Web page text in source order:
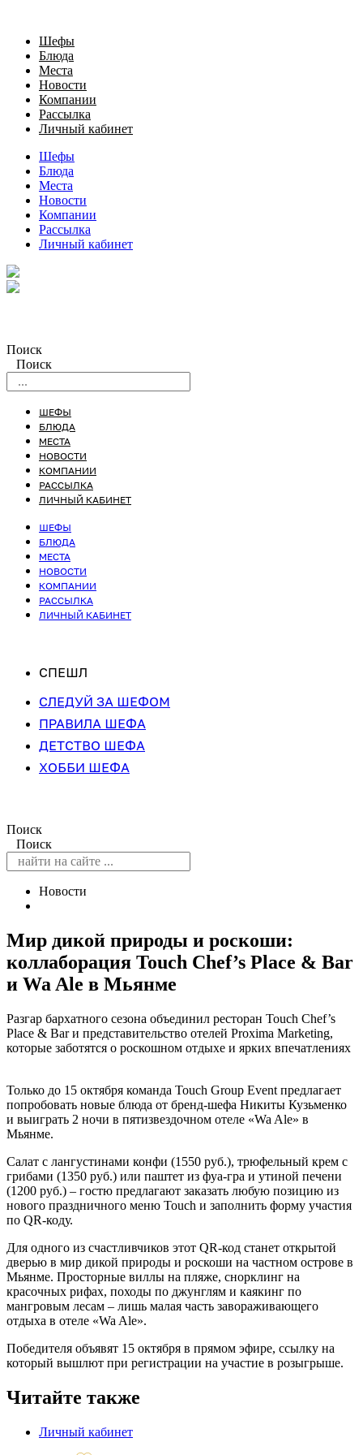
Шефы
Блюда
Места
Новости
Компании
Рассылка
Личный кабинет
Шефы
Блюда
Места
Новости
Компании
Рассылка
Личный кабинет
Поиск
Поиск
ШЕФЫ
БЛЮДА
МЕСТА
НОВОСТИ
КОМПАНИИ
РАССЫЛКА
ЛИЧНЫЙ КАБИНЕТ
ШЕФЫ
БЛЮДА
МЕСТА
НОВОСТИ
КОМПАНИИ
РАССЫЛКА
ЛИЧНЫЙ КАБИНЕТ
СПЕШЛ
СЛЕДУЙ ЗА ШЕФОМ
ПРАВИЛА ШЕФА
ДЕТСТВО ШЕФА
ХОББИ ШЕФА
Поиск
Поиск
Новости
Мир дикой природы и роскоши:
коллаборация Touch Chef’s Place & Bar
и Wa Ale в Мьянме
Разгар бархатного сезона объединил ресторан Touch Chef’s
Place & Bar и представительство отелей Proxima Marketing,
которые заботятся о роскошном отдыхе и ярких впечатлениях
Только до 15 октября команда Touch Group Event предлагает
попробовать новые блюда от бренд-шефа Никиты Кузьменко
и выиграть 2 ночи в пятизвездочном отеле «Wa Ale» в
Мьянме.
Салат с лангустинами конфи (1550 руб.), трюфельный крем с
грибами (1350 руб.) или паштет из фуа-гра и утиной печени
(1200 руб.) – гостю предлагают заказать любую позицию из
нового праздничного меню Touch и заполнить форму участия
по QR-коду.
Для одного из счастливчиков этот QR-код станет открытой
дверью в мир дикой природы и роскоши на частном острове в
Мьянме. Просторные виллы на пляже, снорклинг на
красочных рифах, походы по джунглям и каякинг по
мангровым лесам – лишь малая часть завораживающего
отдыха в отеле «Wa Ale».
Победителя объявят 15 октября в прямом эфире, ссылку на
который вышлют при регистрации на участие в розыгрыше.
Читайте также
Личный кабинет